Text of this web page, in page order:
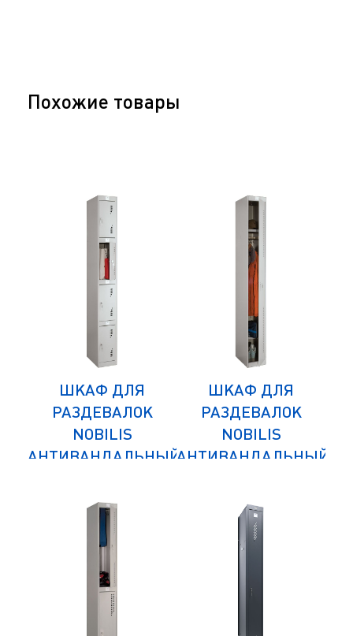
Похожие товары
ШКАФ ДЛЯ
РАЗДЕВАЛОК
NOBILIS
АНТИВАНДАЛЬНЫЙ
ШКАФ ДЛЯ
РАЗДЕВАЛОК
NOBILIS
АНТИВАНДАЛЬНЫЙ